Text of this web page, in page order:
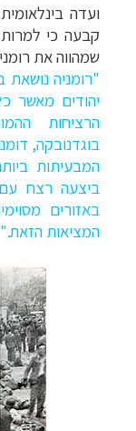
ועדה
קבעה כי
שמהווה את
"רומניה
יהודים מאשר
הרציחות
בוגדנובקה,
המבעיתות
ביצעה רצח עם
באזורים
המציאות הזאת."